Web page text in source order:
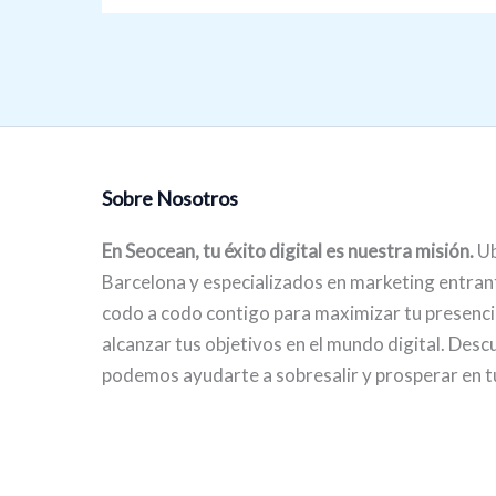
Sobre Nosotros
En Seocean, tu éxito digital es nuestra misión.
Barcelona y especializados en marketing
codo a codo contigo para maximizar tu
alcanzar tus objetivos en el mundo digital.
podemos ayudarte a sobresalir y prosperar en